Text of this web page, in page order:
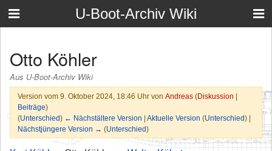
U-Boot-Archiv Wiki
Otto Köhler
Aus U-Boot-Archiv Wiki
Version vom 9. Oktober 2024, 18:46 Uhr von Andreas (Diskussion |
Beiträge)
(Unterschied) ← Nächstältere Version | Aktuelle Version (Unterschied) |
Nächstjüngere Version → (Unterschied)